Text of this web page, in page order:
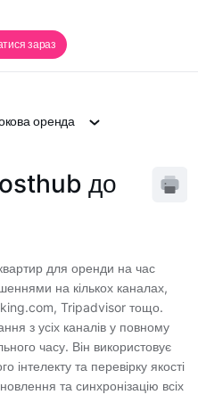
зараз
оренда
до
для оренди на час
на кількох каналах,
Tripadvisor тощо.
з усіх каналів у повному
часу. Він використовує
інтелекту та перевірку якості
та синхронізацію всіх